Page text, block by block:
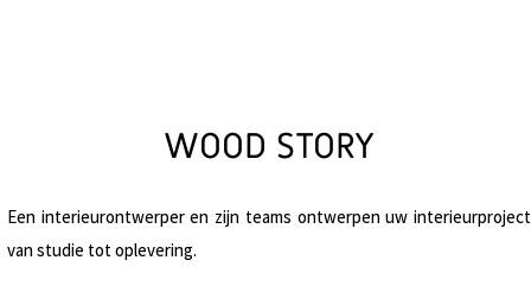
WOOD STORY
Een interieurontwerper en zijn teams ontwerpen uw interieurproject
van studie tot oplevering.